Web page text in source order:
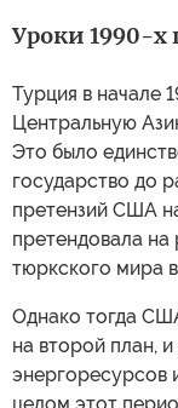
Уроки 1990-х
Турция в начале
Центральную
Это было
государство до
претензий США
претендовала на
тюркского мира
Однако тогда
на второй план,
энергоресурсов